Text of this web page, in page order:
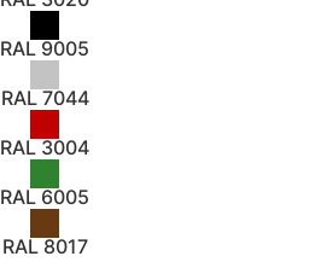
RAL 9005
RAL 7044
RAL 3004
RAL 6005
RAL 8017